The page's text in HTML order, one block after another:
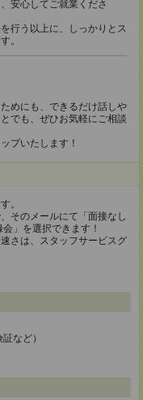
安心してご就業くださ
行う以上に、しっかりとス
。
めにも、できるだけ話しや
でも、ぜひお気軽にご相談
プいたします！
。
そのメールにて「面接なし
」を選択できます！
さは、スタッフサービスグ
など）